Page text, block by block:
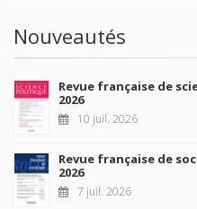
Nouveautés
Revue française de
2026
10 juil. 2026
Revue française de
2026
7 juil. 2026